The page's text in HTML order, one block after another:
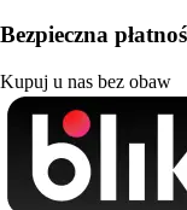
Bezpieczna
Kupuj u nas bez obaw